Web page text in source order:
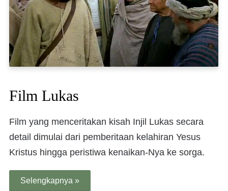
Film Lukas
Film yang menceritakan kisah Injil Lukas secara
detail dimulai dari pemberitaan kelahiran Yesus
Kristus hingga peristiwa kenaikan-Nya ke sorga.
Selengkapnya »